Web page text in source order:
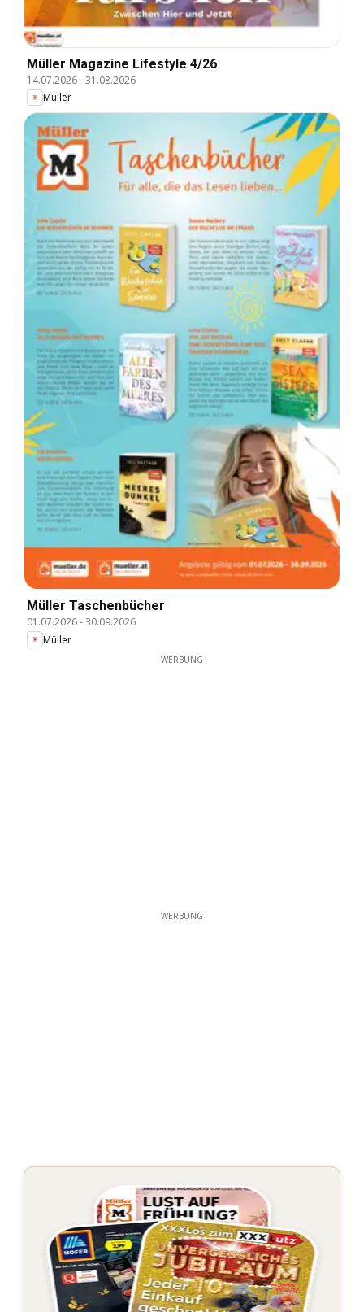
Müller Magazine Lifestyle 4/26
14.07.2026-31.08.2026
Müller
Müller Taschenbücher
01.07.2026-30.09.2026
Müller
WERBUNG
WERBUNG